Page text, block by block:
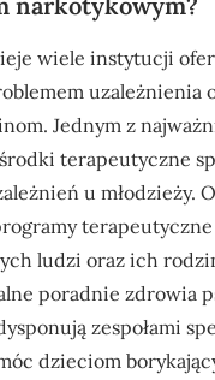
wiele instytucji
uzależnienia
Jednym z
terapeutyczne
u młodzieży.
ludzi oraz ich
poradnie zdrowia
zespołami
dzieciom